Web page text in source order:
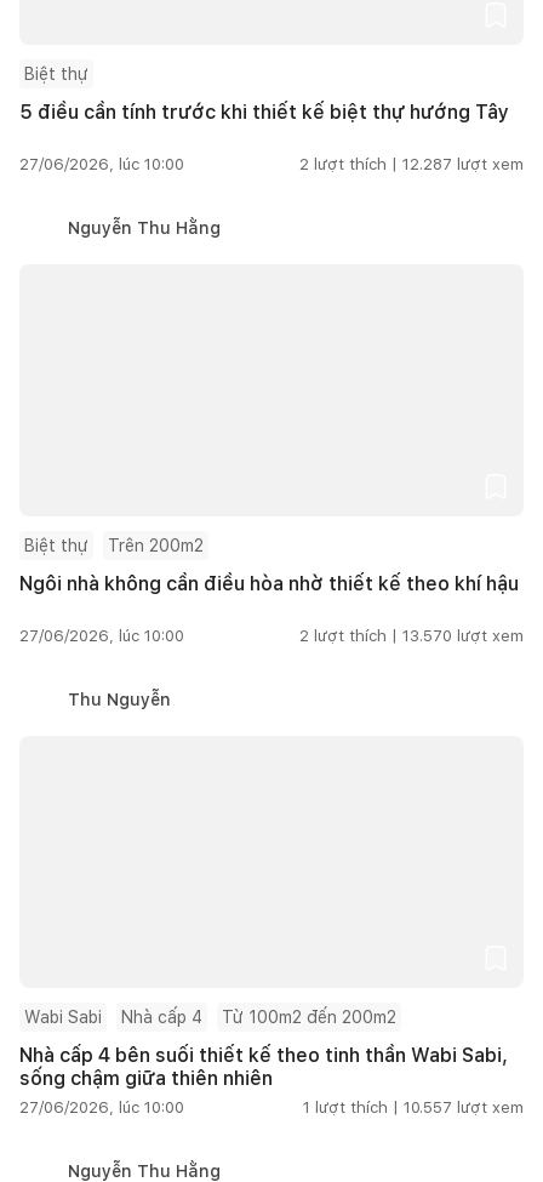
Biệt thự
5 điều cần tính trước khi thiết kế biệt thự hướng Tây
27/06/2026, lúc 10:00 2 lượt thích | 12.287 lượt xem
Nguyễn Thu Hằng
Biệt thự Trên 200m2
Ngôi nhà không cần điều hòa nhờ thiết kế theo khí hậu
27/06/2026, lúc 10:00 2 lượt thích | 13.570 lượt xem
Thu Nguyễn
Wabi Sabi Nhà cấp 4 Từ 100m2 đến 200m2
Nhà cấp 4 bên suối thiết kế theo tinh thần Wabi Sabi,
sống chậm giữa thiên nhiên
27/06/2026, lúc 10:00 1 lượt thích | 10.557 lượt xem
Nguyễn Thu Hằng